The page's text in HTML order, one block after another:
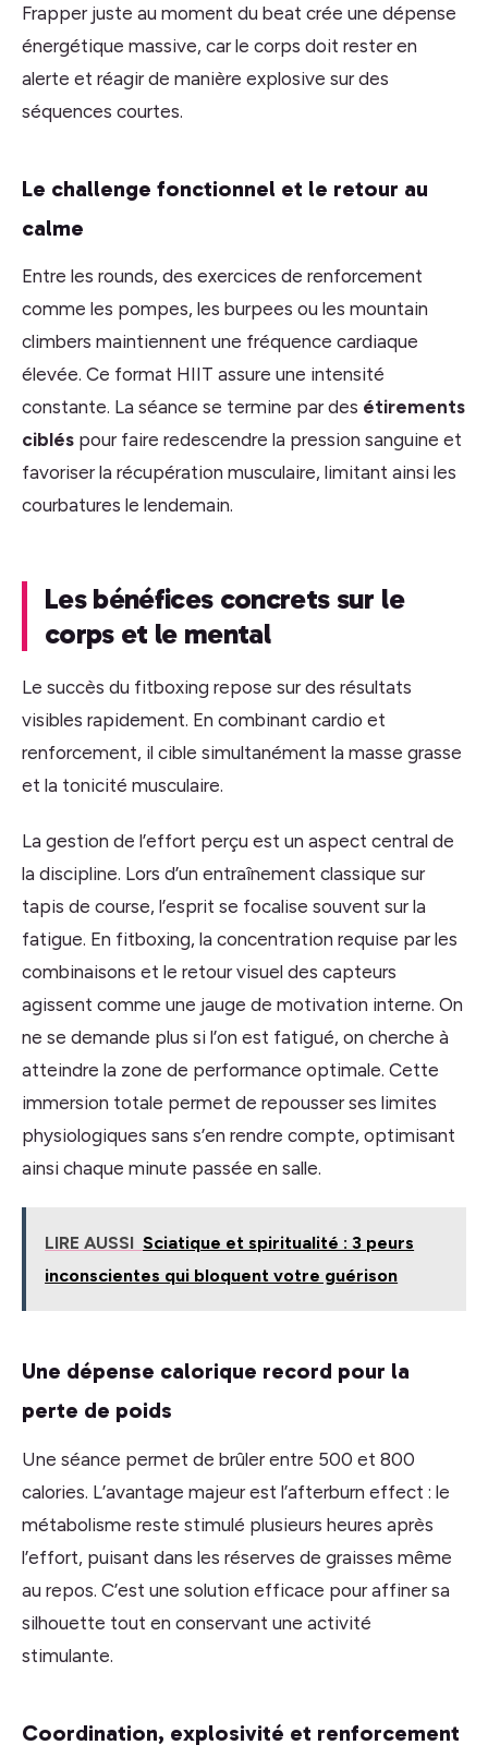
Frapper juste au moment du beat crée une dépense
énergétique massive, car le corps doit rester en
alerte et réagir de manière explosive sur des
séquences courtes.
Le challenge fonctionnel et le retour au
calme
Entre les rounds, des exercices de renforcement
comme les pompes, les burpees ou les mountain
climbers maintiennent une fréquence cardiaque
élevée. Ce format HIIT assure une intensité
constante. La séance se termine par des étirements
ciblés pour faire redescendre la pression sanguine et
favoriser la récupération musculaire, limitant ainsi les
courbatures le lendemain.
Les bénéfices concrets sur le
corps et le mental
Le succès du fitboxing repose sur des résultats
visibles rapidement. En combinant cardio et
renforcement, il cible simultanément la masse grasse
et la tonicité musculaire.
La gestion de l’effort perçu est un aspect central de
la discipline. Lors d’un entraînement classique sur
tapis de course, l’esprit se focalise souvent sur la
fatigue. En fitboxing, la concentration requise par les
combinaisons et le retour visuel des capteurs
agissent comme une jauge de motivation interne. On
ne se demande plus si l’on est fatigué, on cherche à
atteindre la zone de performance optimale. Cette
immersion totale permet de repousser ses limites
physiologiques sans s’en rendre compte, optimisant
ainsi chaque minute passée en salle.
LIRE AUSSI Sciatique et spiritualité : 3 peurs
inconscientes qui bloquent votre guérison
Une dépense calorique record pour la
perte de poids
Une séance permet de brûler entre 500 et 800
calories. L’avantage majeur est l’afterburn effect : le
métabolisme reste stimulé plusieurs heures après
l’effort, puisant dans les réserves de graisses même
au repos. C’est une solution efficace pour affiner sa
silhouette tout en conservant une activité
stimulante.
Coordination, explosivité et renforcement